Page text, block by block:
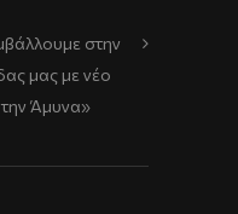
στην
μας με νέο
Άμυνα»